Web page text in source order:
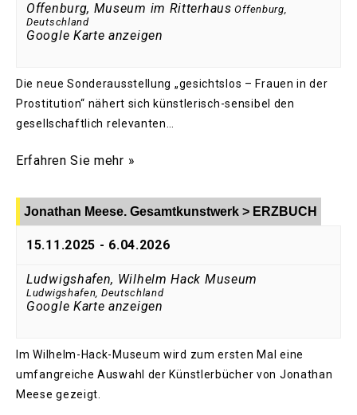
Offenburg, Museum im Ritterhaus Offenburg,
Deutschland
Google Karte anzeigen
Die neue Sonderausstellung „gesichtslos – Frauen in der
Prostitution“ nähert sich künstlerisch-sensibel den
gesellschaftlich relevanten…
Erfahren Sie mehr »
Jonathan Meese. Gesamtkunstwerk > ERZBUCH
15.11.2025 - 6.04.2026
Ludwigshafen, Wilhelm Hack Museum
Ludwigshafen, Deutschland
Google Karte anzeigen
Im Wilhelm-Hack-Museum wird zum ersten Mal eine
umfangreiche Auswahl der Künstlerbücher von Jonathan
Meese gezeigt.